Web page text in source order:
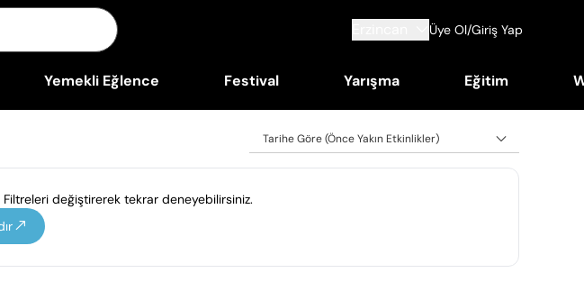
Üye Ol/Giriş Yap
Yemekli Eğlence Festival Yarışma Eğitim
Tarihe Göre (Önce Yakın Etkinlikler)
değiştirerek tekrar deneyebilirsiniz.